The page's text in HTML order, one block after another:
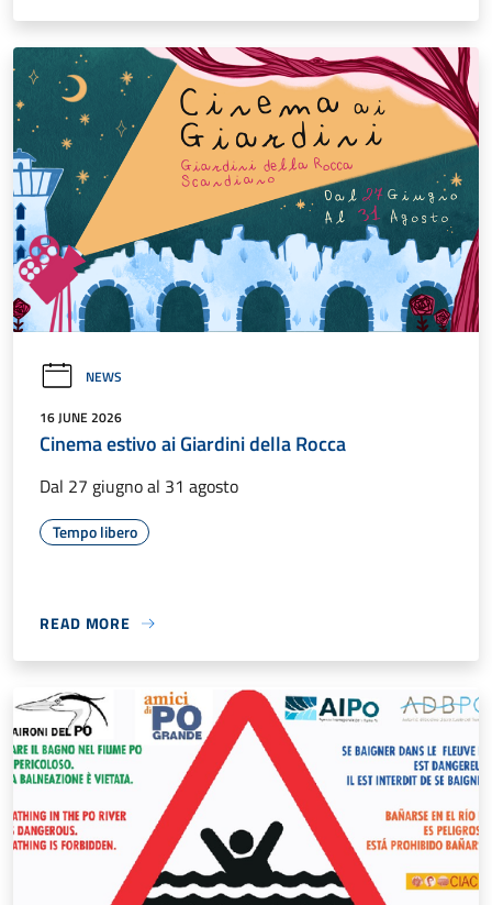
NEWS
16 JUNE 2026
Cinema estivo ai Giardini della Rocca
Dal 27 giugno al 31 agosto
Tempo libero
READ MORE